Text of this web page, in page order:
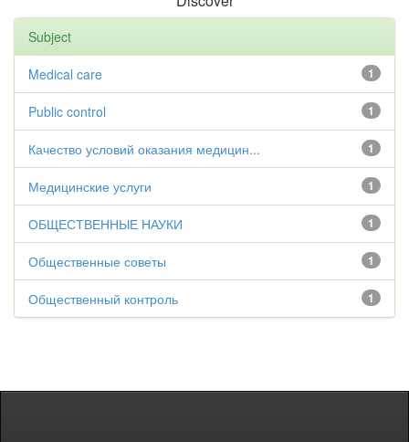
Subject
1
Medical care
1
Public control
1
Качество условий оказания медицин...
1
Медицинские услуги
1
ОБЩЕСТВЕННЫЕ НАУКИ
1
Общественные советы
1
Общественный контроль